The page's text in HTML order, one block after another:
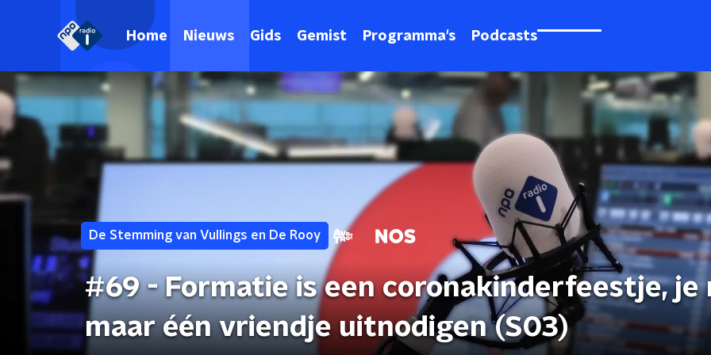
Home Nieuws Gids Gemist Programma's Podcasts
De Stemming van Vullings en De Rooy
#69 - Formatie is een coronakinderfeestje, je
maar één vriendje uitnodigen (S03)